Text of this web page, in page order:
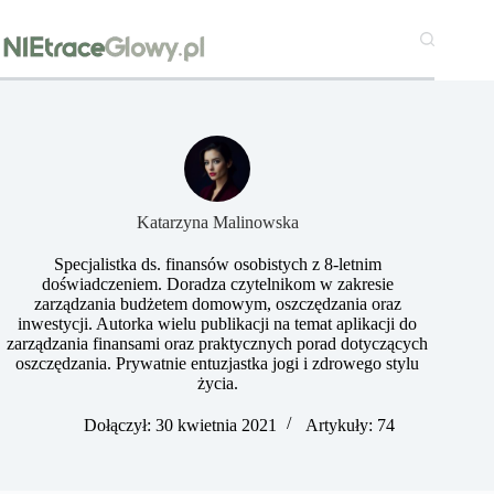
treści
Katarzyna Malinowska
Specjalistka ds. finansów osobistych z 8-letnim
doświadczeniem. Doradza czytelnikom w zakresie
zarządzania budżetem domowym, oszczędzania oraz
inwestycji. Autorka wielu publikacji na temat aplikacji do
zarządzania finansami oraz praktycznych porad dotyczących
oszczędzania. Prywatnie entuzjastka jogi i zdrowego stylu
życia.
Dołączył: 30 kwietnia 2021 Artykuły: 74